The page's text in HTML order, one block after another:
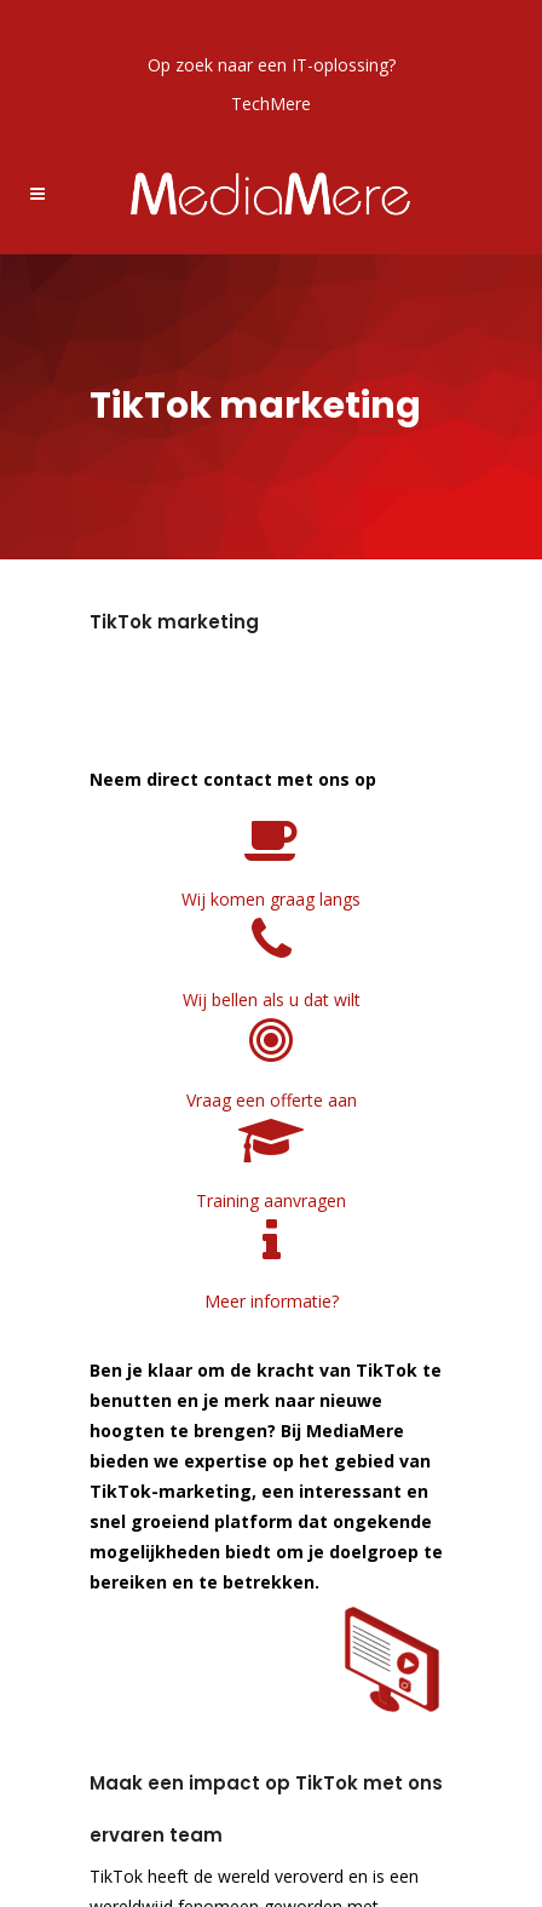
Op zoek naar een IT-oplossing?
TechMere
TikTok marketing
TikTok marketing
Neem direct contact met ons op
Wij komen graag langs
Wij bellen als u dat wilt
Vraag een offerte aan
Training aanvragen
Meer informatie?
Ben je klaar om de kracht van TikTok te
benutten en je merk naar nieuwe
hoogten te brengen? Bij MediaMere
bieden we expertise op het gebied van
TikTok-marketing, een interessant en
snel groeiend platform dat ongekende
mogelijkheden biedt om je doelgroep te
bereiken en te betrekken.
Maak een impact op TikTok met ons
ervaren team
TikTok heeft de wereld veroverd en is een